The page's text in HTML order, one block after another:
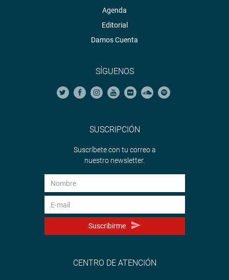
Agenda
Editorial
Damos Cuenta
SÍGUENOS
SUSCRIPCIÓN
Suscríbete con tu correo a
nuestro newsletter.
Suscribirme
CENTRO DE ATENCIÓN